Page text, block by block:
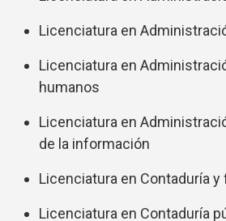
Licenciatura en
Licenciatura en
humanos
Licenciatura en
de la información
Licenciatura en Contaduría y
Licenciatura en Contaduría